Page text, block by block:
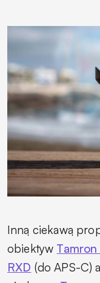
Inną ciekawą
obiektyw
RXD (do APS-C)